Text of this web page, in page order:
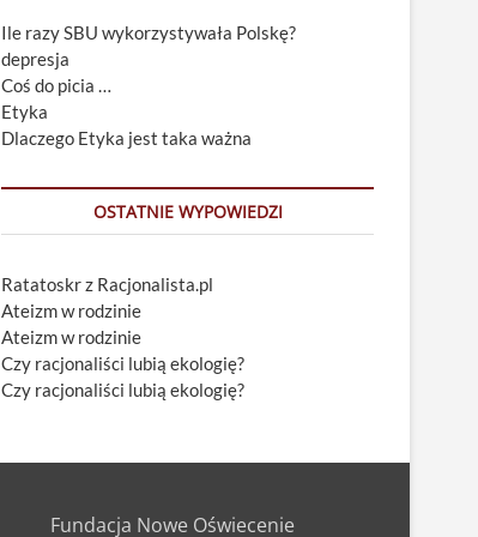
Ile razy SBU wykorzystywała Polskę?
depresja
Coś do picia …
Etyka
Dlaczego Etyka jest taka ważna
OSTATNIE WYPOWIEDZI
Ratatoskr z Racjonalista.pl
Ateizm w rodzinie
Ateizm w rodzinie
Czy racjonaliści lubią ekologię?
Czy racjonaliści lubią ekologię?
Fundacja Nowe Oświecenie